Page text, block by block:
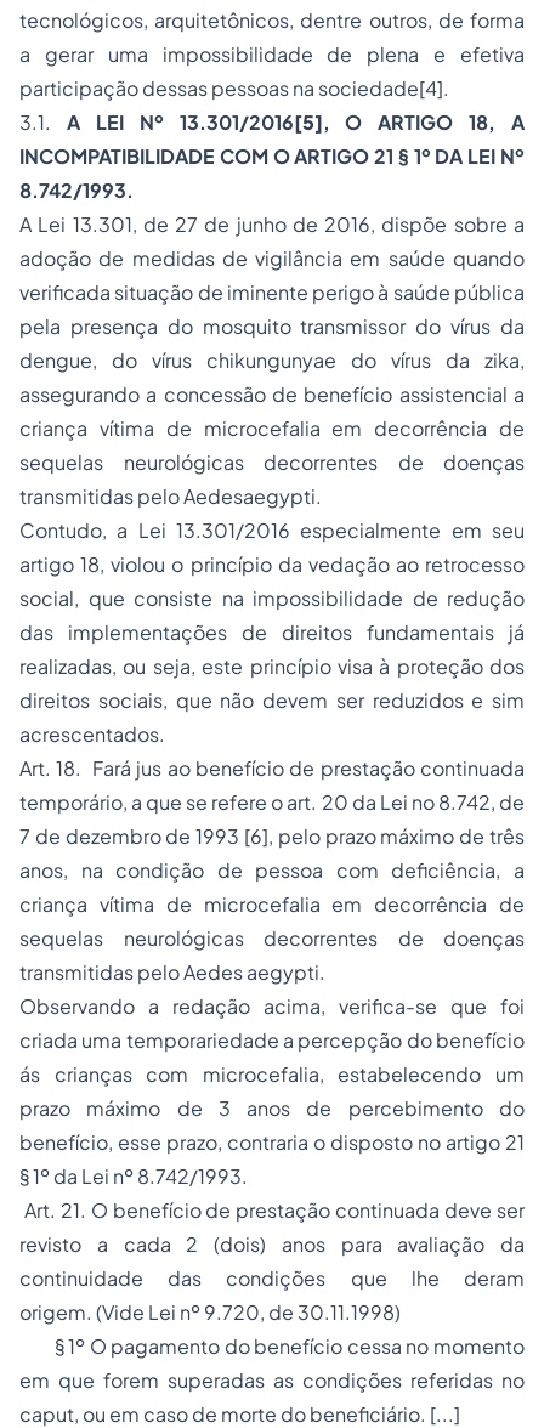
tecnológicos, arquitetônicos, dentre outros, de forma
a gerar uma impossibilidade de plena e efetiva
participação dessas pessoas na sociedade[4].
3.1. A LEI Nº 13.301/2016[5], O ARTIGO 18, A
INCOMPATIBILIDADE COM O ARTIGO 21 § 1º DA LEI Nº
8.742/1993.
A Lei 13.301, de 27 de junho de 2016, dispõe sobre a
adoção de medidas de vigilância em saúde quando
verificada situação de iminente perigo à saúde pública
pela presença do mosquito transmissor do vírus da
dengue, do vírus chikungunyae do vírus da zika,
assegurando a concessão de benefício assistencial a
criança vítima de microcefalia em decorrência de
sequelas neurológicas decorrentes de doenças
transmitidas peloAedesaegypti.
Contudo, a Lei 13.301/2016 especialmente em seu
artigo 18, violou o princípio da vedação ao retrocesso
social, que consiste na impossibilidade de redução
das implementações de direitos fundamentais já
realizadas, ou seja, este princípio visa à proteção dos
direitos sociais, que não devem ser reduzidos e sim
acrescentados.
Art. 18. Fará jus ao benefício de prestação continuada
temporário, a que se refere o art. 20 da Lei no 8.742, de
7 de dezembro de 1993 [6], pelo prazo máximo de três
anos, na condição de pessoa com deficiência, a
criança vítima de microcefalia em decorrência de
sequelas neurológicas decorrentes de doenças
transmitidas pelo Aedes aegypti.
Observando a redação acima, verifica-se que foi
criada uma temporariedade a percepção do benefício
ás crianças com microcefalia, estabelecendo um
prazo máximo de 3 anos de percebimento do
benefício, esse prazo, contraria o disposto no artigo 21
§ 1º da Lei nº 8.742/1993.
Art. 21. O benefício de prestação continuada deve ser
revisto a cada 2 (dois) anos para avaliação da
continuidade das condições que lhe deram
origem. (Vide Lei nº 9.720, de 30.11.1998)
§ 1º O pagamento do benefício cessa no momento
em que forem superadas as condições referidas no
caput, ou em caso de morte do beneficiário. [...]